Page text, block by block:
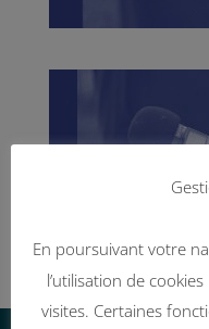
En poursuivant votre
l’utilisation de
visites. Certaines